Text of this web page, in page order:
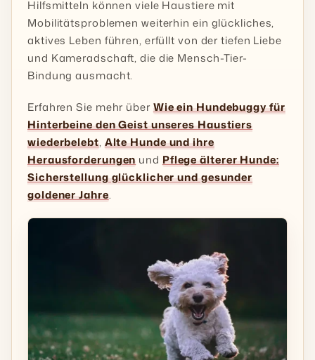
Hilfsmitteln können viele Haustiere mit
Mobilitätsproblemen weiterhin ein glückliches,
aktives Leben führen, erfüllt von der tiefen Liebe
und Kameradschaft, die die Mensch-Tier-
Bindung ausmacht.
Erfahren Sie mehr über Wie ein Hundebuggy für
Hinterbeine den Geist unseres Haustiers
wiederbelebt, Alte Hunde und ihre
Herausforderungen und Pflege älterer Hunde:
Sicherstellung glücklicher und gesunder
goldener Jahre.